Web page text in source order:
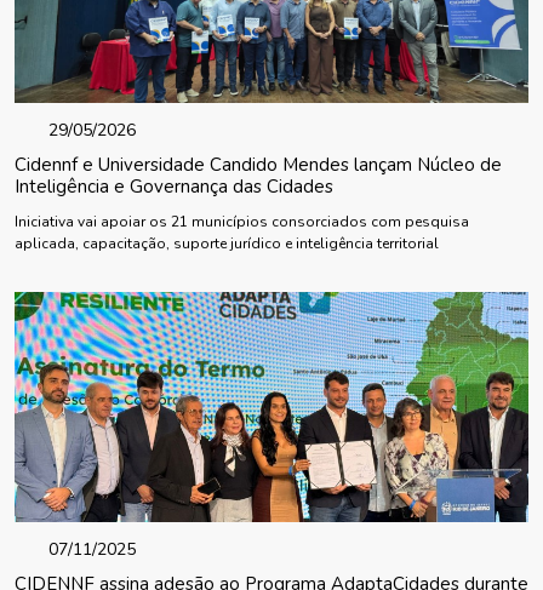
29/05/2026
Cidennf e Universidade Candido Mendes lançam Núcleo de
Inteligência e Governança das Cidades
Iniciativa vai apoiar os 21 municípios consorciados com pesquisa
aplicada, capacitação, suporte jurídico e inteligência territorial
07/11/2025
CIDENNF assina adesão ao Programa AdaptaCidades durante